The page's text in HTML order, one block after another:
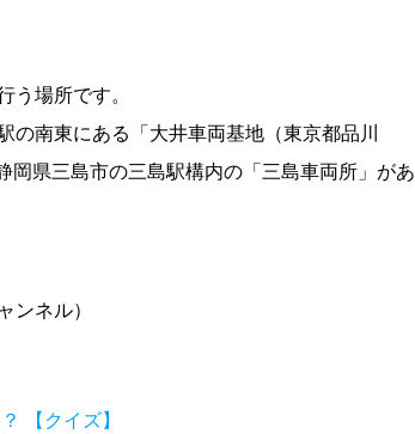
う場所です。
南東にある「大井車両基地（東京都品川
岡県三島市の三島駅構内の「三島車両所」があ
ンネル）
【クイズ】